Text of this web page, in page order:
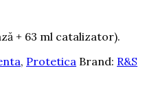
+ 63 ml catalizator).
, Protetica Brand: R&S